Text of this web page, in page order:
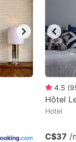
4.5 (
Hôtel
Hotel
C$37 /